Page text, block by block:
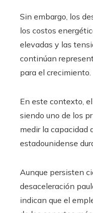
Sin embargo, los
los costos
elevadas y las
continúan
para el crecimiento.
En este contexto,
siendo uno de los
medir la capacidad
estadounidense
Aunque persisten
desaceleración
indican que el